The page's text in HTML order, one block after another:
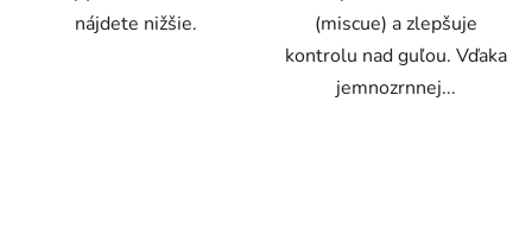
nájdete nižšie.
(miscue) a zlepšuje
kontrolu nad guľou. Vďaka
jemnozrnnej...